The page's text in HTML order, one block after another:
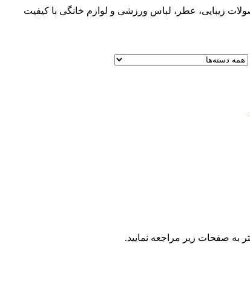
زیبایی، عطر، لباس ورزشی و لوازم خانگی با کیفیت
صفحات زیر مراجعه نمایید.